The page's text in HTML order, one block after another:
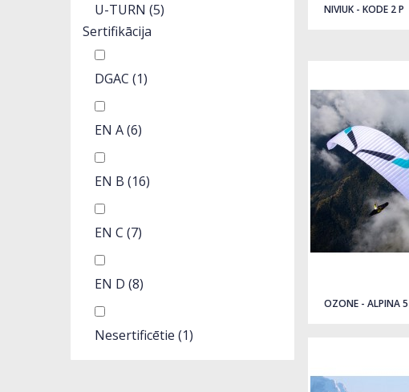
U-TURN (5)
Sertifikācija
DGAC (1)
EN A(6)
EN B (16)
EN C (7)
EN D (8)
Nesertificētie (1)
NIVIUK - KODE 2 P
OZONE - ALPINA 5